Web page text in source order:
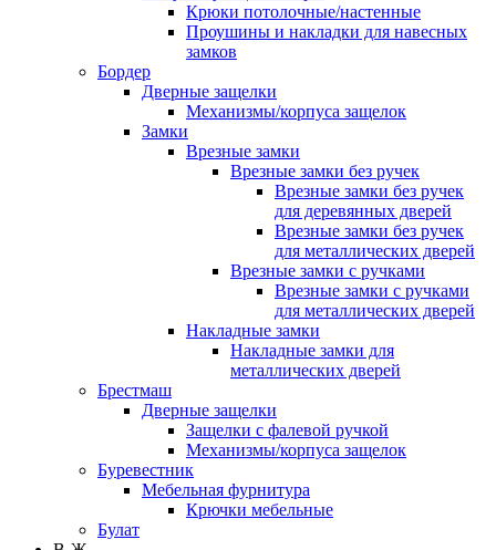
Крюки потолочные/настенные
Проушины и накладки для навесных
замков
Бордер
Дверные защелки
Механизмы/корпуса защелок
Замки
Врезные замки
Врезные замки без ручек
Врезные замки без ручек
для деревянных дверей
Врезные замки без ручек
для металлических дверей
Врезные замки с ручками
Врезные замки с ручками
для металлических дверей
Накладные замки
Накладные замки для
металлических дверей
Брестмаш
Дверные защелки
Защелки с фалевой ручкой
Механизмы/корпуса защелок
Буревестник
Мебельная фурнитура
Крючки мебельные
Булат